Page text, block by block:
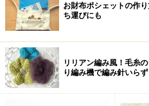
布は合計で約60cm幅以上×1m。今回
した。１種類の布でそのサイズがな
手を別の布に変えてみるのもいいで
に一度水通しをして、アイロンをか
ます。
お財布ポシェットの作
ち運びにも
リリアン編み風！毛糸
り編み機で編み針いらず